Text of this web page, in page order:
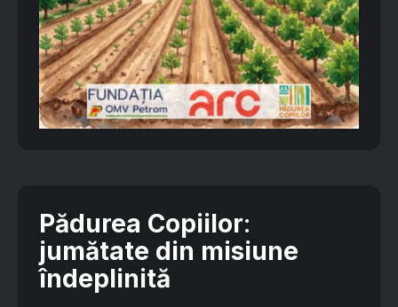
Pădurea Copiilor:
jumătate din misiune
îndeplinită